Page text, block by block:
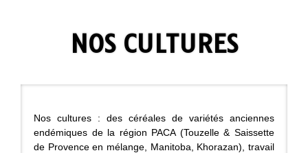
NOS CULTURES
Nos cultures : des céréales de variétés anciennes
endémiques de la région PACA (Touzelle & Saissette
de Provence en mélange, Manitoba, Khorazan), travail